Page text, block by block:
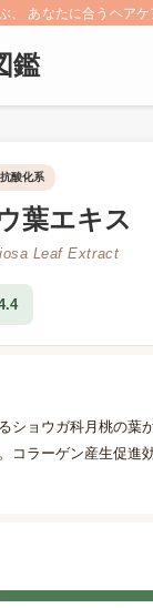
、 あなたに合うヘアケ
鑑
抗酸化系
葉エキス
Leaf Extract
ショウガ科月桃の葉
コラーゲン産生促進